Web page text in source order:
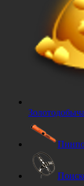
Золотодобыча